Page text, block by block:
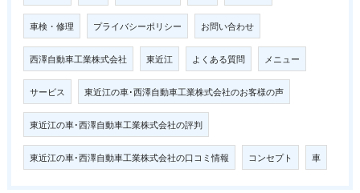
車検・修理 プライバシーポリシー お問い合わせ
西澤自動車工業株式会社 東近江 よくある質問 メニュー
サービス 東近江の車･西澤自動車工業株式会社のお客様の声
東近江の車･西澤自動車工業株式会社の評判
東近江の車･西澤自動車工業株式会社の口コミ情報 コンセプト 車